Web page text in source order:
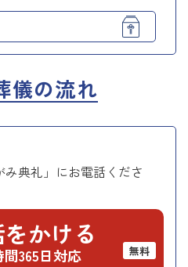
儀の流れ
典礼」にお電話くださ
かける
間365日対応 無料